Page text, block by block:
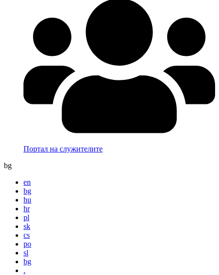
Портал на служителите
bg
en
bg
hu
hr
pl
sk
cs
ро
sl
bg
.